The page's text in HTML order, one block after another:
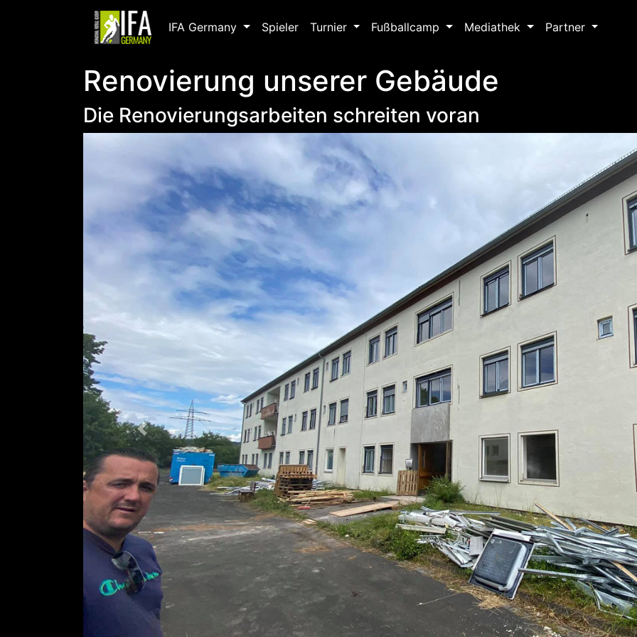
IFA Germany Spieler Turnier Fußballcamp Mediathek Partner
Renovierung unserer Gebäude
Die Renovierungsarbeiten schreiten voran
Previous